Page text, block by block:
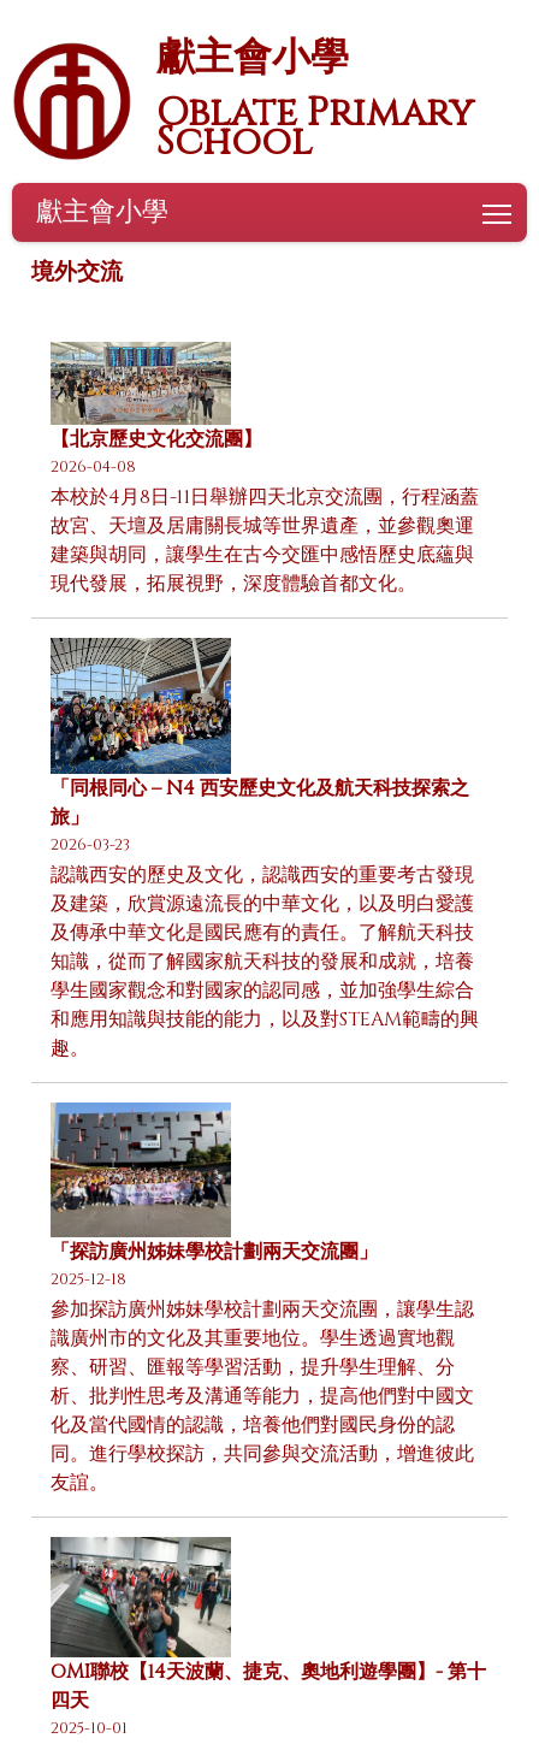
獻主會小學
Oblate Primary
School
獻主會小學
境外交流
【北京歷史文化交流團】
2026-04-08
本校於4月8日-11日舉辦四天北京交流團，行程涵蓋
故宮、天壇及居庸關長城等世界遺產，並參觀奧運
建築與胡同，讓學生在古今交匯中感悟歷史底蘊與
現代發展，拓展視野，深度體驗首都文化。
「同根同心 – N4 西安歷史文化及航天科技探索之
旅」
2026-03-23
認識西安的歷史及文化，認識西安的重要考古發現
及建築，欣賞源遠流長的中華文化，以及明白愛護
及傳承中華文化是國民應有的責任。了解航天科技
知識，從而了解國家航天科技的發展和成就，培養
學生國家觀念和對國家的認同感，並加強學生綜合
和應用知識與技能的能力，以及對STEAM範疇的興
趣。
「探訪廣州姊妹學校計劃兩天交流團」
2025-12-18
參加探訪廣州姊妹學校計劃兩天交流團，讓學生認
識廣州市的文化及其重要地位。學生透過實地觀
察、研習、匯報等學習活動，提升學生理解、分
析、批判性思考及溝通等能力，提高他們對中國文
化及當代國情的認識，培養他們對國民身份的認
同。進行學校探訪，共同參與交流活動，增進彼此
友誼。
OMI聯校【14天波蘭、捷克、奧地利遊學團】- 第十
四天
2025-10-01